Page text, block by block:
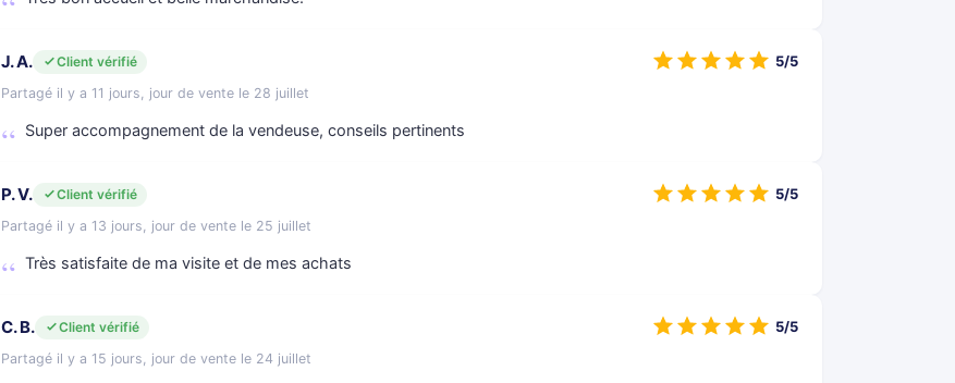
J. A.
Client vérifié
Partagé il y a 11 jours, jour de vente le 28 juillet
Super accompagnement de la vendeuse, conseils pertinents
5/5
P. V.
Client vérifié
Partagé il y a 13 jours, jour de vente le 25 juillet
Très satisfaite de ma visite et de mes achats
5/5
C. B.
Client vérifié
Partagé il y a 15 jours, jour de vente le 24 juillet
5/5